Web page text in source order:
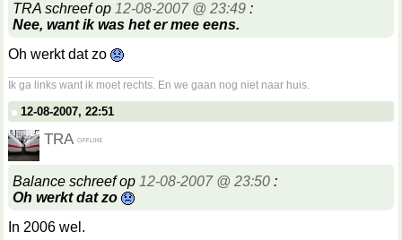
TRA schreef op 12-08-2007 @ 23:49 :
Nee, want ik was het er mee eens.
Oh werkt dat zo
Ik ga links want ik moet rechts. En we gaan nog niet naar huis.
12-08-2007, 22:51
TRA
Balance schreef op 12-08-2007 @ 23:50 :
Oh werkt dat zo
In 2006 wel.